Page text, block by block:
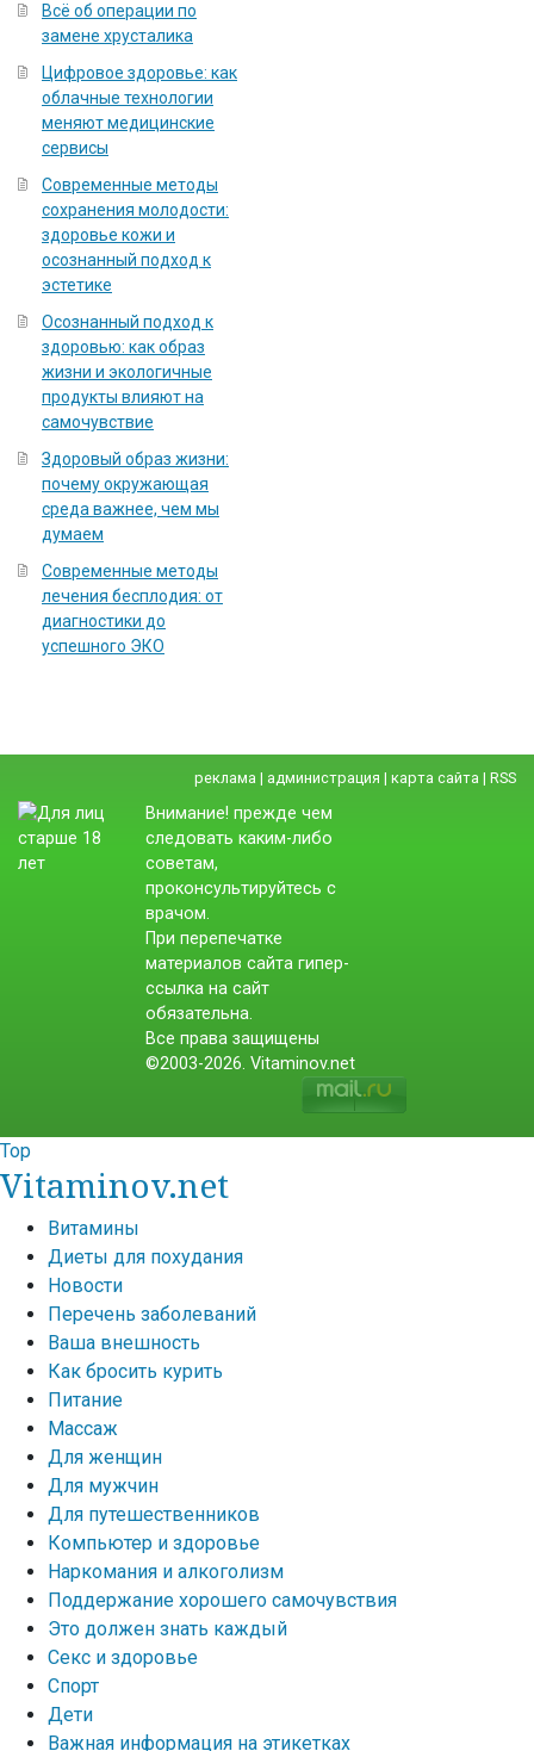
Всё об операции по
замене хрусталика
Цифровое здоровье: как
облачные технологии
меняют медицинские
сервисы
Современные методы
сохранения молодости:
здоровье кожи и
осознанный подход к
эстетике
Осознанный подход к
здоровью: как образ
жизни и экологичные
продукты влияют на
самочувствие
Здоровый образ жизни:
почему окружающая
среда важнее, чем мы
думаем
Современные методы
лечения бесплодия: от
диагностики до
успешного ЭКО
реклама | администрация | карта сайта | RSS
Внимание! прежде чем
следовать каким-либо
советам,
проконсультируйтесь с
врачом.
При перепечатке
материалов сайта гипер-
ссылка на сайт
обязательна.
Все права защищены
©2003-2026. Vitaminov.net
Top
Vitaminov.net
Витамины
Диеты для похудания
Новости
Перечень заболеваний
Ваша внешность
Как бросить курить
Питание
Массаж
Для женщин
Для мужчин
Для путешественников
Компьютер и здоровье
Наркомания и алкоголизм
Поддержание хорошего самочувствия
Это должен знать каждый
Секс и здоровье
Спорт
Дети
Важная информация на этикетках